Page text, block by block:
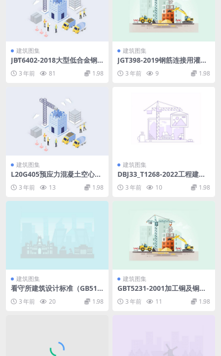
建筑图集
JB∕T6402-2018大型低合金钢
3 年前 81 1.98
建筑图集
JGT398-2019钢筋连接用灌浆
3 年前 9 1.98
建筑图集
L20G405预应力混凝土空心方
3 年前 13 1.98
建筑图集
DBJ33_T1268-2022工程建设
3 年前 10 1.98
建筑图集
看守所建筑设计标准（GB514
3 年前 20 1.98
建筑图集
GBT5231-2001加工铜及铜合
3 年前 11 1.98